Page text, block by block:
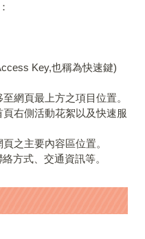
Key,也稱為快速鍵)
網頁最上方之項目位置。
右側活動花絮以及快速服
之主要內容區位置。
方式、交通資訊等。